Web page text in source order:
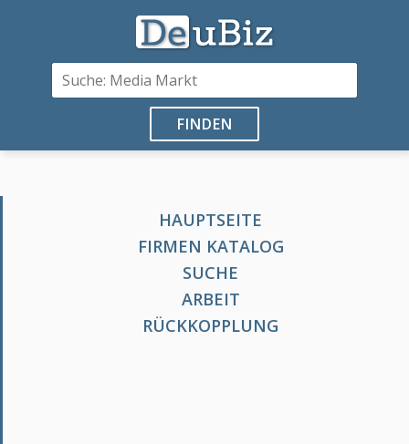
FINDEN
HAUPTSEITE
FIRMEN KATALOG
SUCHE
ARBEIT
RÜCKKOPPLUNG